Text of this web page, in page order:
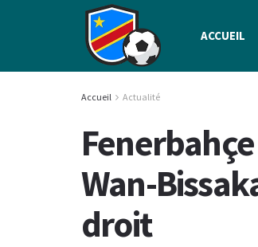
ACCUEIL
Accueil Actualité
Wan-
droit